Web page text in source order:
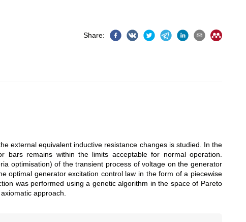
Share:
external equivalent inductive resistance changes is studied. In the
bars remains within the limits acceptable for normal operation.
optimisation) of the transient process of voltage on the generator
optimal generator excitation control law in the form of a piecewise
was performed using a genetic algorithm in the space of Pareto
approach.